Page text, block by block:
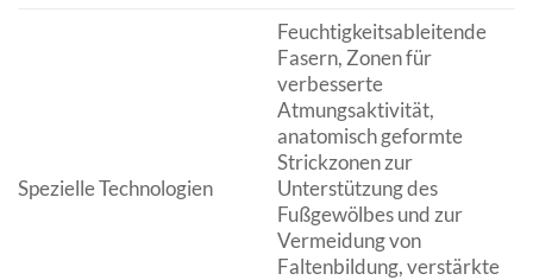
Spezielle Technologien
Feuchtigkeitsableitende
Fasern, Zonen für
verbesserte
Atmungsaktivität,
anatomisch geformte
Strickzonen zur
Unterstützung des
Fußgewölbes und zur
Vermeidung von
Faltenbildung, verstärkte